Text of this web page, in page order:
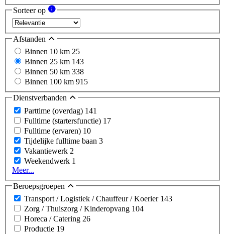
Sorteer op
Afstanden
Binnen 10 km 25
Binnen 25 km 143
Binnen 50 km 338
Binnen 100 km 915
Dienstverbanden
Parttime (overdag) 141
Fulltime (startersfunctie) 17
Fulltime (ervaren) 10
Tijdelijke fulltime baan 3
Vakantiewerk 2
Weekendwerk 1
Meer...
Beroepsgroepen
Transport / Logistiek / Chauffeur / Koerier 143
Zorg / Thuiszorg / Kinderopvang 104
Horeca / Catering 26
Productie 19